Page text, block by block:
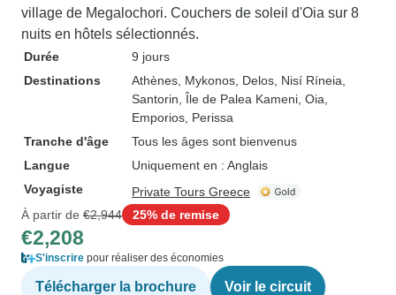
village de Megalochori. Couchers de soleil d'Oia sur 8
nuits en hôtels sélectionnés.
Durée
9 jours
Destinations
Athènes , Mykonos , Delos , Nisí Ríneia
Santorin , Île de Palea Kameni , Oia
Emporios , Perissa
Tranche d'âge
Tous les âges sont bienvenus
Langue
Uniquement en : Anglais
Voyagiste
Private Tours Greece
À partir de €2,944 25% de remise
€2,208
S'inscrire pour réaliser des économies
Télécharger la brochure Voir le circuit